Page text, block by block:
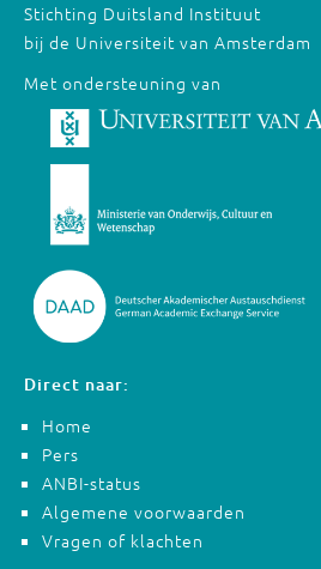
Stichting Duitsland Instituut
bij de Universiteit van Amsterdam
Met ondersteuning van
Direct naar:
Home
Pers
ANBI-status
Algemene voorwaarden
Vragen of klachten